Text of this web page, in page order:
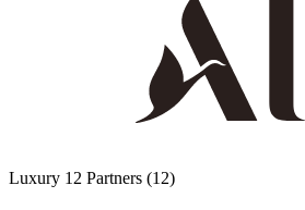
Luxury 12 Partners (12)